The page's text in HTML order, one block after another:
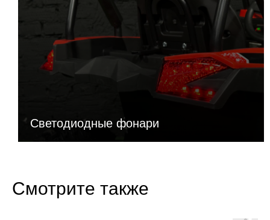
Светодиодные фонари
Смотрите также